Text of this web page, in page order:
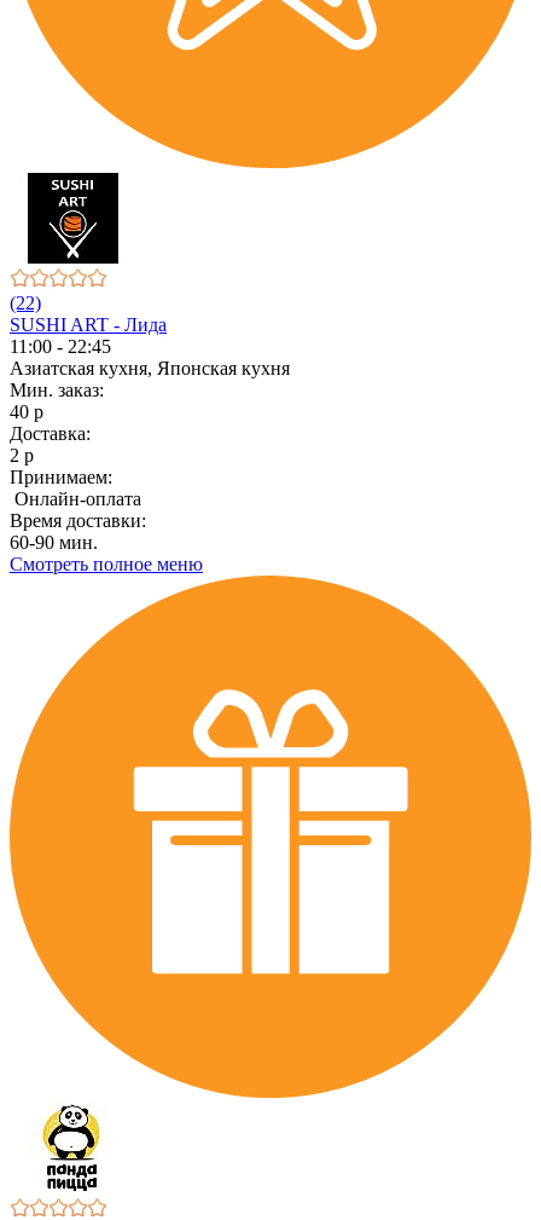
(22)
SUSHI ART - Лида
11:00 - 22:45
Азиатская кухня, Японская кухня
Мин. заказ:
40 р
Доставка:
2 р
Принимаем:
Онлайн-оплата
Время доставки:
60-90 мин.
Смотреть полное меню